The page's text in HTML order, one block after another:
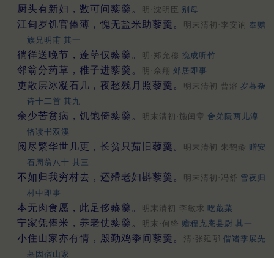
厨头有新妇，数可问藜羹。 明·沈明臣 别母
江甸岁饥官俸薄，愧无盐米助藜羹。 明末清初·李安讷 奉赠
族兄明甫 其一
徜徉送晚节，蓬荜仅藜羹。 明·郑允穆 挽成听竹
邻翁分药草，稚子进藜羹。 明·佘翔 郊居即事
吏散层冰凝石几，夜愁残月照藜羹。 明末清初·曹溶 岁暮杂
诗十二首 其九
余少苦贫病，饥饱倚藜羹。 明末清初·施闰章 舍弟阮两儿淳
恪读书双溪
阅尽繁华世几更，长贫只茹旧藜羹。 明末清初·朱鹤龄 赠安
石周翁八十 其三
不如归我穷村去，还殢老妇斟藜羹。 明末清初·冯舒 雪夜归
村中即事
本无肉食愿，此足侈藜羹。 明末清初·李敏求 吃蕺菜
宁家凭俸米，养老仗藜羹。 明末·何绛 赠程克庵县尉 其一
小住山家亦有情，殷勤鸡黍间藜羹。 清·张延邴 偕诸季展先
墓因宿山家